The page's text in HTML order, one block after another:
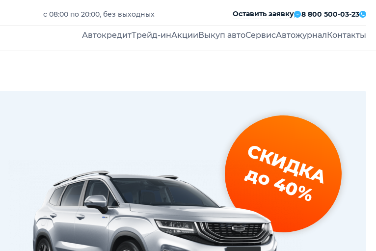
с 08:00 по 20:00, без выходных Оставить заявку 8 800 500-03-23
АвтокредитТрейд-инАкции Выкуп автоСервисАвтожурнал Контакты
СКИДКА
до 40%